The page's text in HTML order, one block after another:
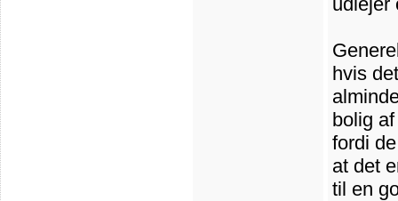
hvis
bolig
fordi
at det
til en